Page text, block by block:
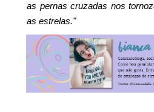
as pernas cruzadas nos
as estrelas."